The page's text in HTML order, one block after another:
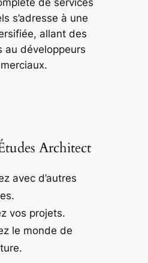
de services
s’adresse à une
allant des
au développeurs
Architect
avec d’autres
vos projets.
le monde de